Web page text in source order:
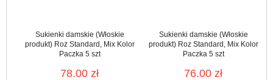
Sukienki damskie (Włoskie
produkt) Roz Standard, Mix Kolor
Paczka 5 szt
78.00 zł
Sukienki damskie (Włoskie
produkt) Roz Standard, Mix Kolor
Paczka 5 szt
76.00 zł